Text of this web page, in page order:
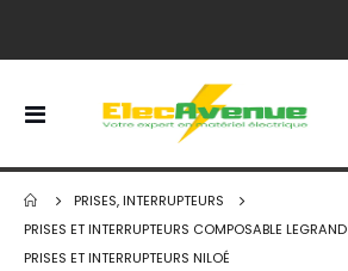
Basculer
PRISES, INTERRUPTEURS
PRISES ET INTERRUPTEURS COMPOSABLE LEGRAND
PRISES ET INTERRUPTEURS NILOÉ